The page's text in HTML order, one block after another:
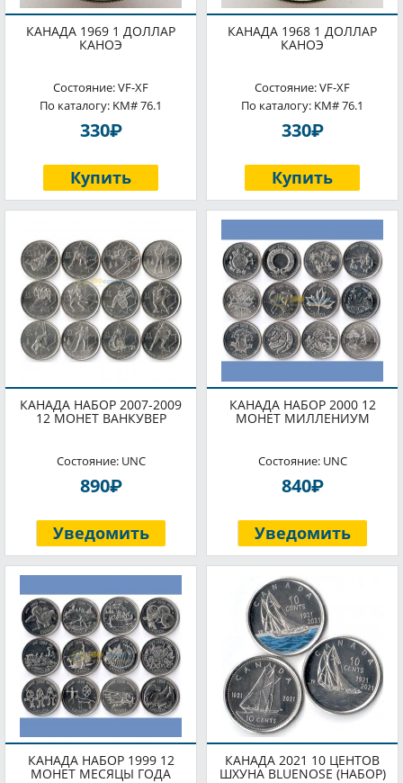
КАНАДА 1969 1 ДОЛЛАР
КАНОЭ
Состояние: VF-XF
По каталогу: KM# 76.1
330P
Купить
КАНАДА 1968 1 ДОЛЛАР
КАНОЭ
Состояние: VF-XF
По каталогу: KM# 76.1
330P
Купить
КАНАДА НАБОР 2007-2009
12 МОНЕТ ВАНКУВЕР
Состояние: UNC
890P
Уведомить
КАНАДА НАБОР 2000 12
МОНЕТ МИЛЛЕНИУМ
Состояние: UNC
840P
Уведомить
КАНАДА НАБОР 1999 12
МОНЕТ МЕСЯЦЫ ГОДА
КАНАДА 2021 10 ЦЕНТОВ
ШХУНА BLUENOSE (НАБОР)